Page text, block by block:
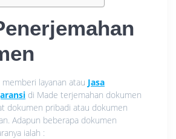
layanan atau Jasa
di Made terjemahan dokumen
dokumen pribadi atau dokumen
Adapun beberapa dokumen
ialah :